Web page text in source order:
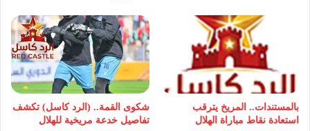
بالمستندات.. المريخ يترقب
استعادة نقاط مباراة الهلال
شكوى القمة.. (الرد كاسل) تكشف
تفاصيل خدعة مريخية للهلال